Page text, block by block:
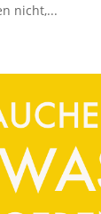
nicht,...